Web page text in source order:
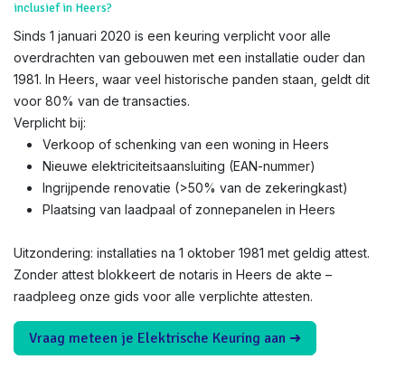
inclusief in Heers?
Sinds 1 januari 2020 is een keuring verplicht voor alle
overdrachten van gebouwen met een installatie ouder dan
1981. In Heers, waar veel historische panden staan, geldt dit
voor 80% van de transacties.
Verplicht bij:
Verkoop of schenking van een woning in Heers
Nieuwe elektriciteitsaansluiting (EAN-nummer)
Ingrijpende renovatie (>50% van de zekeringkast)
Plaatsing van laadpaal of zonnepanelen in Heers
Uitzondering: installaties na 1 oktober 1981 met geldig attest.
Zonder attest blokkeert de notaris in Heers de akte –
raadpleeg onze gids voor alle verplichte attesten.
Vraag meteen je Elektrische Keuring aan ➜